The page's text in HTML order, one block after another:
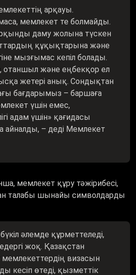
мемлекет те болмайды.
даму жолына түскен
құқықтарына және
мызғымас кепіл болады.
және еңбекқор ел
жетері анық. Сондықтан
бағдарымыз – баршаға
үшін емес,
адам үшін» қағидасы
айналды, – деді Мемлекет
талабы шынайы символдарды
әлемде құрметтеледі,
жоқ. Қазақстан
визасын
кесіп өтеді, қызметтік
шетелге еркін шығады.